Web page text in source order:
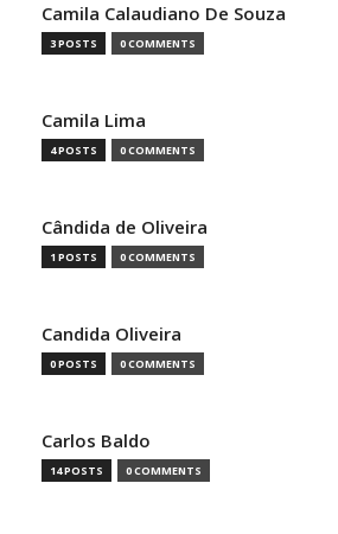
Camila Calaudiano De Souza
3 POSTS 0 COMMENTS
Camila Lima
4 POSTS 0 COMMENTS
Cândida de Oliveira
1 POSTS 0 COMMENTS
Candida Oliveira
0 POSTS 0 COMMENTS
Carlos Baldo
14 POSTS 0 COMMENTS